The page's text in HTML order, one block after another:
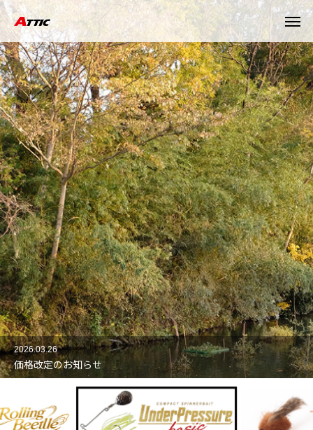
2026.03.26
価格改定のお知らせ